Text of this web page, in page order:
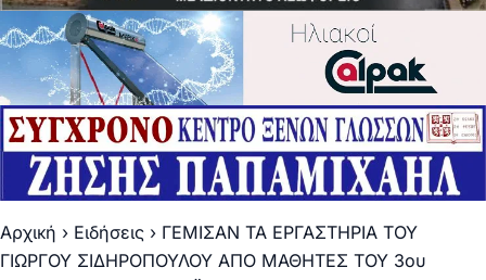
Αρχική › Ειδήσεις › ΓΕΜΙΣΑΝ ΤΑ ΕΡΓΑΣΤΗΡΙΑ ΤΟΥ
ΓΙΩΡΓΟΥ ΣΙΔΗΡΟΠΟΥΛΟΥ ΑΠΟ ΜΑΘΗΤΕΣ ΤΟΥ 3ου